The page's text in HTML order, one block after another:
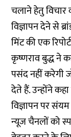
चलाने हेतु विचार
विज्ञापन देने से
मिंटकी एक
कृष्णराव बुद्ध ने
पसंद नहीं करेगी
देते हैं. उन्होंने
विज्ञापन पर
न्यूज चैनलों को